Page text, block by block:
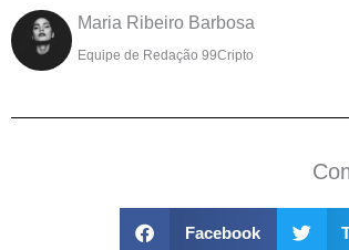
Maria Ribeiro Barbosa
Equipe de Redação 99Cripto
Facebook